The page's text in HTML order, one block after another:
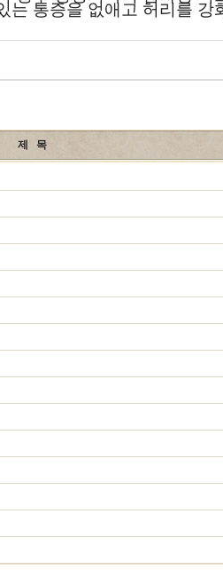
는 통증을 없애고 허리를
제 목